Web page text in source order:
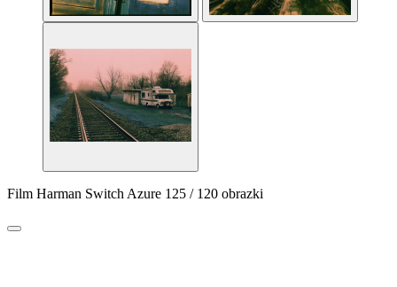
Film Harman Switch Azure 125 / 120 obrazki